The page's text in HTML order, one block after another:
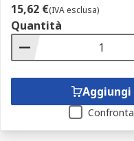
15,62 €(IVA esclusa)
Quantità
Aggiungi
Confronta